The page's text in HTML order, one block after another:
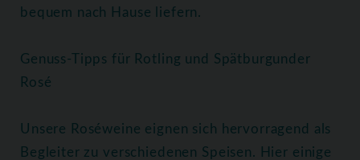
bequem nach Hause liefern.
Genuss-Tipps für Rotling und Spätburgunder
Rosé
Unsere Roséweine eignen sich hervorragend als
Begleiter zu verschiedenen Speisen. Hier einige